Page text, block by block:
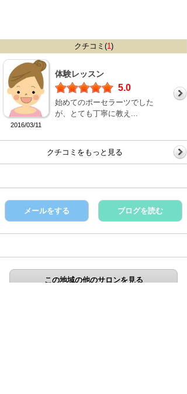
クチコミ(1)
2016/03/11
体験レッスン
5.0
始めてのポーセラーツでした
が、とても丁寧に教え...
クチコミをもっと見る
メールをする ブログを読む
この地域の他のサロンを見る